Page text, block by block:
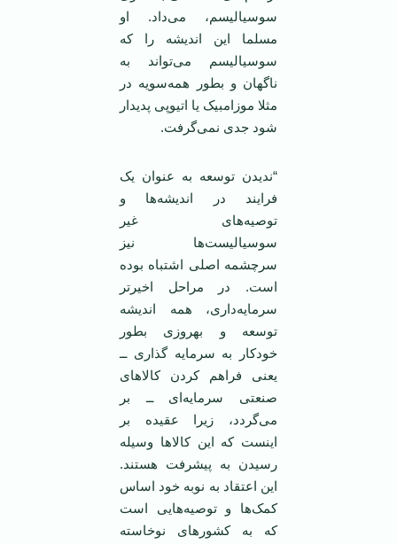
سوسیالیسم، می‌داد. او
مسلما این اندیشه را که
سوسیالیسم می‌تواند به
ناگهان و بطور همه‌سویه در
مثلا موزامبیک یا اتیوپی پدیدار
شود جدی نمی‌گرفت.
“ندیدن توسعه به عنوان یک
فرایند در اندیشه‌ها و
توصیه‌های غیر
سوسیالیست‌ها نیز
سرچشمه اصلی اشتباه بوده
است. در مراحل اخیر‌تر
سرمایه‌داری، همه اندیشه
توسعه و بهروزی بطور
خود‌کار به سرمایه گذاری ــ
یعنی فراهم کردن کالاهای
صنعتی سرمایه‌ای ــ بر
می‌گردد، زیرا عقیده بر
اینست که این کالاها وسیله
رسیدن به پیشرفت هستند.
این اعتقاد به نوبه خود اساس
کمک‌ها و توصیه‌هایی است
که به کشورهای نوخاسته